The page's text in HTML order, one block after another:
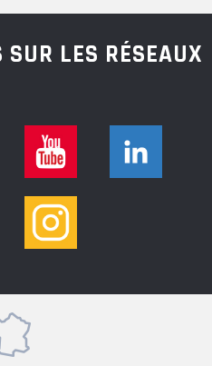
SUR LES RÉSEAUX